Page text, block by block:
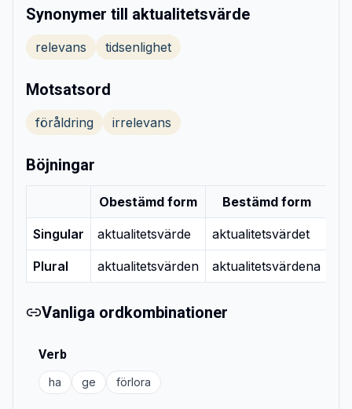
Synonymer till aktualitetsvärde
relevans tidsenlighet
Motsatsord
föråldring irrelevans
Böjningar
Obestämd form Bestämd form
Singular aktualitetsvärde aktualitetsvärdet
Plural aktualitetsvärden aktualitetsvärdena
Vanliga ordkombinationer
Verb
ha ge förlora